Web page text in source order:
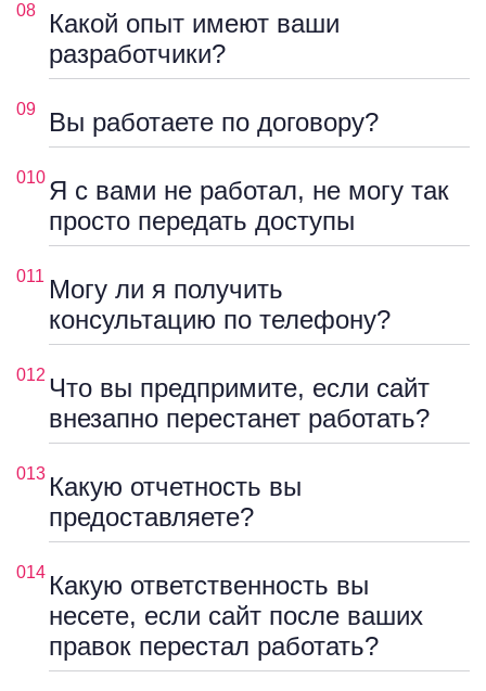
08
Какой опыт имеют ваши
разработчики?
09 Вы работаете по договору?
010 Я с вами не работал, не могу так
просто передать доступы
011 Могу ли я получить
консультацию по телефону?
012 Что вы предпримите, если сайт
внезапно перестанет работать?
013 Какую отчетность вы
предоставляете?
014 Какую ответственность вы
несете, если сайт после ваших
правок перестал работать?